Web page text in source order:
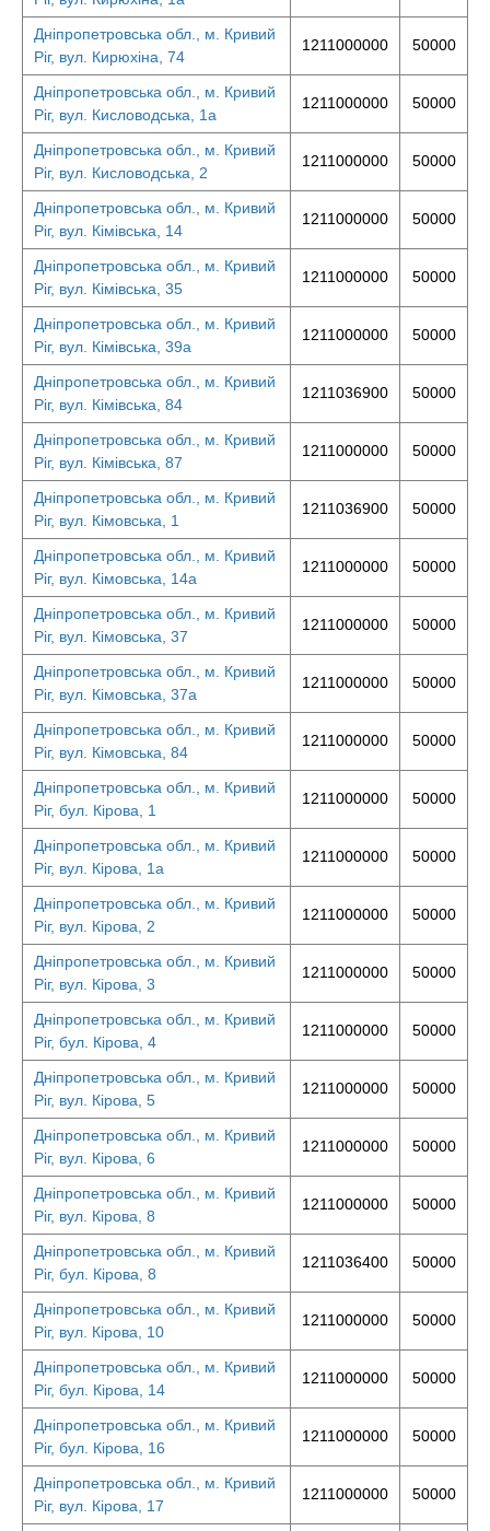
Дніпропетровська обл., м. Кривий
Ріг, вул. Кирюхіна, 74
1211000000 50000
Дніпропетровська обл., м. Кривий
Ріг, вул. Кисловодська, 1а
1211000000 50000
Дніпропетровська обл., м. Кривий
Ріг, вул. Кисловодська, 2
1211000000 50000
Дніпропетровська обл., м. Кривий
Ріг, вул. Кімівська, 14
1211000000 50000
Дніпропетровська обл., м. Кривий
Ріг, вул. Кімівська, 35
1211000000 50000
Дніпропетровська обл., м. Кривий
Ріг, вул. Кімівська, 39а
1211000000 50000
Дніпропетровська обл., м. Кривий
Ріг, вул. Кімівська, 84
1211036900 50000
Дніпропетровська обл., м. Кривий
Ріг, вул. Кімівська, 87
1211000000 50000
Дніпропетровська обл., м. Кривий
Ріг, вул. Кімовська, 1
1211036900 50000
Дніпропетровська обл., м. Кривий
Ріг, вул. Кімовська, 14а
1211000000 50000
Дніпропетровська обл., м. Кривий
Ріг, вул. Кімовська, 37
1211000000 50000
Дніпропетровська обл., м. Кривий
Ріг, вул. Кімовська, 37а
1211000000 50000
Дніпропетровська обл., м. Кривий
Ріг, вул. Кімовська, 84
1211000000 50000
Дніпропетровська обл., м. Кривий
Ріг, бул. Кірова, 1
1211000000 50000
Дніпропетровська обл., м. Кривий
Ріг, вул. Кірова, 1а
1211000000 50000
Дніпропетровська обл., м. Кривий
Ріг, вул. Кірова, 2
1211000000 50000
Дніпропетровська обл., м. Кривий
Ріг, вул. Кірова, 3
1211000000 50000
Дніпропетровська обл., м. Кривий
Ріг, бул. Кірова, 4
1211000000 50000
Дніпропетровська обл., м. Кривий
Ріг, вул. Кірова, 5
1211000000 50000
Дніпропетровська обл., м. Кривий
Ріг, вул. Кірова, 6
1211000000 50000
Дніпропетровська обл., м. Кривий
Ріг, вул. Кірова, 8
1211000000 50000
Дніпропетровська обл., м. Кривий
Ріг, бул. Кірова, 8
1211036400 50000
Дніпропетровська обл., м. Кривий
Ріг, вул. Кірова, 10
1211000000 50000
Дніпропетровська обл., м. Кривий
Ріг, бул. Кірова, 14
1211000000 50000
Дніпропетровська обл., м. Кривий
Ріг, бул. Кірова, 16
1211000000 50000
Дніпропетровська обл., м. Кривий
Ріг, вул. Кірова, 17
1211000000 50000